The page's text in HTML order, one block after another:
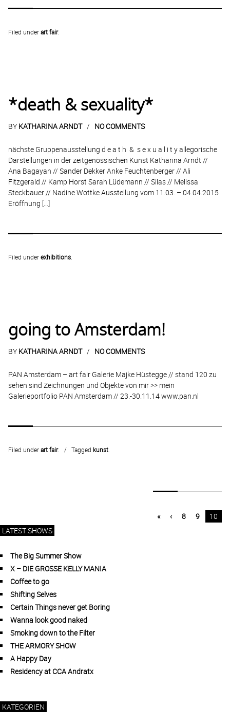
Filed underart fair.
*death & sexuality*
BY KATHARINA ARNDT NO COMMENTS
nächste Gruppenausstellung d e a t h & s e x u a l i t y allegorische
Darstellungen in der zeitgenössischen Kunst Katharina Arndt //
Ana Bagayan // Sander Dekker Anke Feuchtenberger // Ali
Fitzgerald // Kamp Horst Sarah Lüdemann // Silas // Melissa
Steckbauer // Nadine Wottke Ausstellung vom 11.03. – 04.04.2015
Eröffnung […]
Filed underexhibitions
going to Amsterdam!
BY KATHARINA ARNDT NO COMMENTS
PAN Amsterdam – art fair Galerie Majke Hüstegge // stand 120 zu
sehen sind Zeichnungen und Objekte von mir >> mein
Galerieportfolio PAN Amsterdam // 23.-30.11.14 www.pan.nl
Filed underart fair. Tagged kunst
« ‹ 8 9
10
LATEST SHOWS
The Big Summer Show
X – DIE GROSSE KELLY MANIA
Coffee to go
Shifting Selves
Certain Things never get Boring
Wanna look good naked
Smoking down to the Filter
THE ARMORY SHOW
A Happy Day
Residency at CCA Andratx
KATEGORIEN